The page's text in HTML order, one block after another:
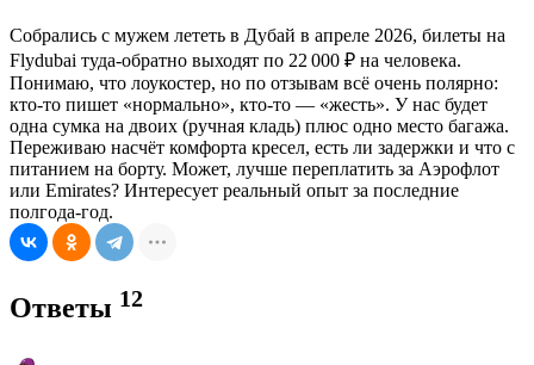
Собрались с мужем лететь в Дубай в апреле 2026, билеты на
Flydubai туда‑обратно выходят по 22 000 ₽ на человека.
Понимаю, что лоукостер, но по отзывам всё очень полярно:
кто‑то пишет «нормально», кто‑то — «жесть». У нас будет
одна сумка на двоих (ручная кладь) плюс одно место багажа.
Переживаю насчёт комфорта кресел, есть ли задержки и что с
питанием на борту. Может, лучше переплатить за Аэрофлот
или Emirates? Интересует реальный опыт за последние
полгода‑год.
Ответы 12